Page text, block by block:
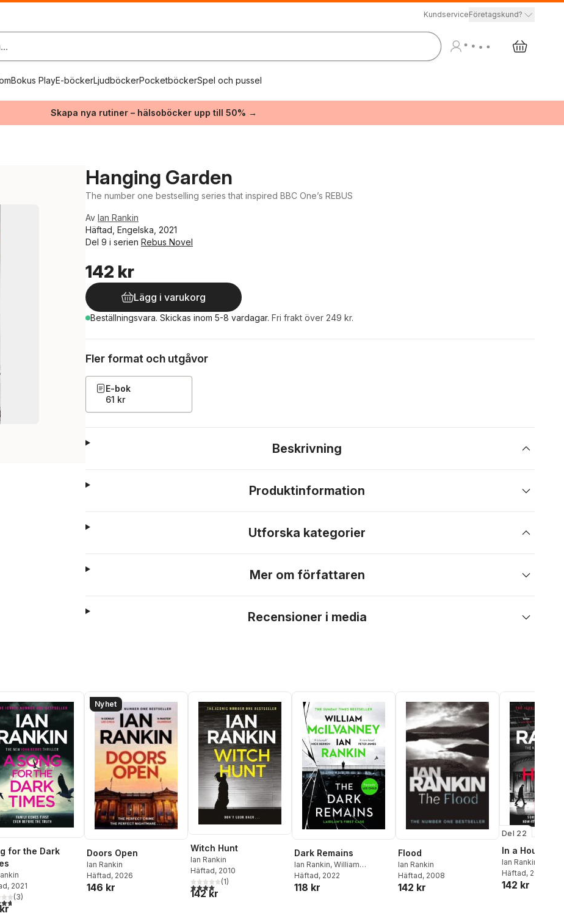
KundserviceFöretagskund?
Bokus PlayE-böckerLjudböckerPocketböckerSpel och pussel
Skapa nya rutiner – hälsoböcker upp till 50% →
Hanging Garden
The number one bestselling series that inspired BBC One’s REBUS
Av Ian Rankin
Häftad, Engelska, 2021
Del 9 i serien Rebus Novel
142 kr
Lägg i varukorg
Beställningsvara. Skickas inom 5-8 vardagar. Fri frakt över 249 kr.
Fler format och utgåvor
E-bok
61 kr
Beskrivning
Produktinformation
Utforska kategorier
Mer om författaren
Recensioner i media
for the Dark
, 2021
5 stjärnor. Totalt antal röster:
(3)
Nyhet
Doors Open
Ian Rankin
Häftad, 2026
146 kr
Witch Hunt
Ian Rankin
Häftad, 2010
4,0utav 5 stjärnor. Totalt antal röster:
(1)
142 kr
Dark Remains
Ian Rankin, William
McIlvanney
Häftad, 2022
118 kr
Flood
Ian Rankin
Häftad, 2008
142 kr
Del 22
In a House of
Ian Rankin
Häftad, 2019
142 kr